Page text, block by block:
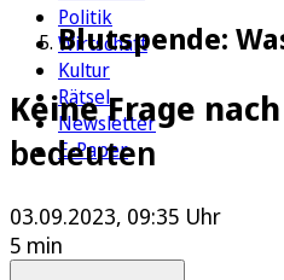
Politik
Wirtschaft
Kultur
Rätsel
Newsletter
E-Paper
Blutspende:
Keine Frage
bedeuten
03.09.2023, 09:35 Uhr
5 min